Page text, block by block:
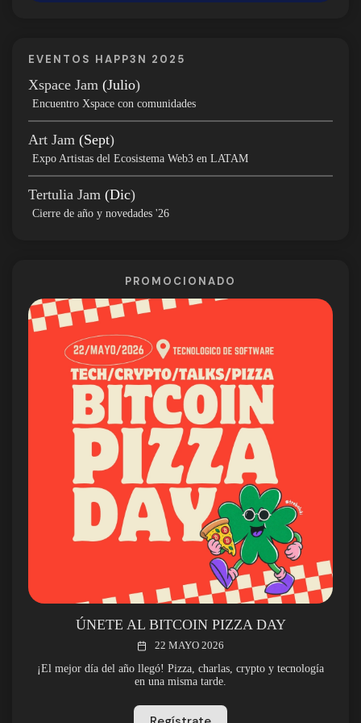
EVENTOS HAPP3N 2025
Xspace Jam (Julio)
Encuentro Xspace con comunidades
Art Jam (Sept)
Expo Artistas del Ecosistema Web3 en LATAM
Tertulia Jam (Dic)
Cierre de año y novedades '26
PROMOCIONADO
ÚNETE AL BITCOIN PIZZA DAY
22 MAYO 2026
¡El mejor día del año llegó! Pizza, charlas, crypto y tecnología
en una misma tarde.